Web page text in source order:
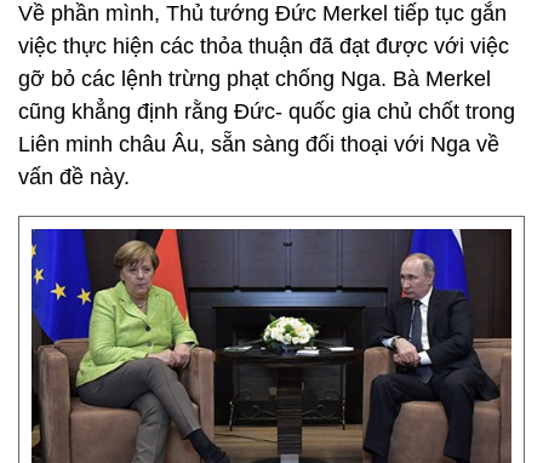
Về phần mình, Thủ tướng Đức Merkel tiếp tục gắn
việc thực hiện các thỏa thuận đã đạt được với việc
gỡ bỏ các lệnh trừng phạt chống Nga. Bà Merkel
cũng khẳng định rằng Đức- quốc gia chủ chốt trong
Liên minh châu Âu, sẵn sàng đối thoại với Nga về
vấn đề này.